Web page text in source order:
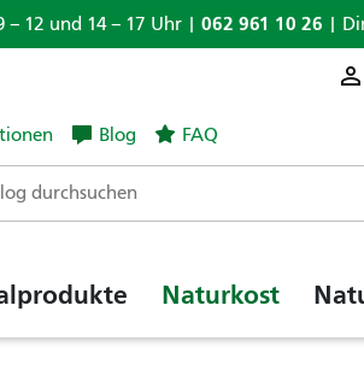
12 und 14 – 17 Uhr | 062 961 10 26 |

Blog FAQ
Naturkost